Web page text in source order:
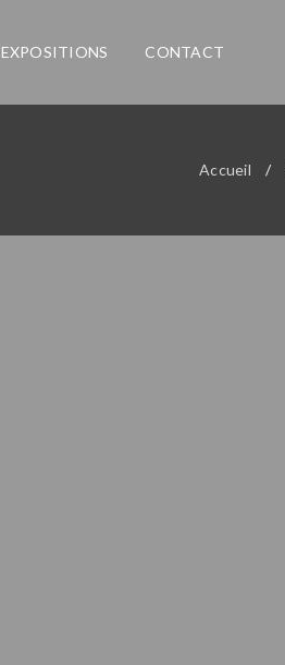
EXPOSITIONS CONTACT
Accueil /